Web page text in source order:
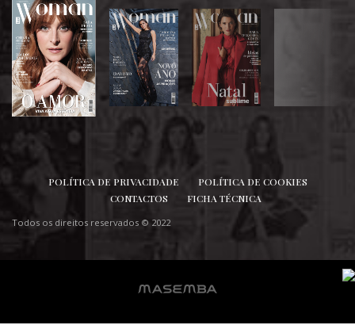
SIGA-NOS
POLÍTICA DE PRIVACIDADE
POLÍTICA DE COOKIES
CONTACTOS
FICHA TÉCNICA
Todos os direitos reservados © 2022